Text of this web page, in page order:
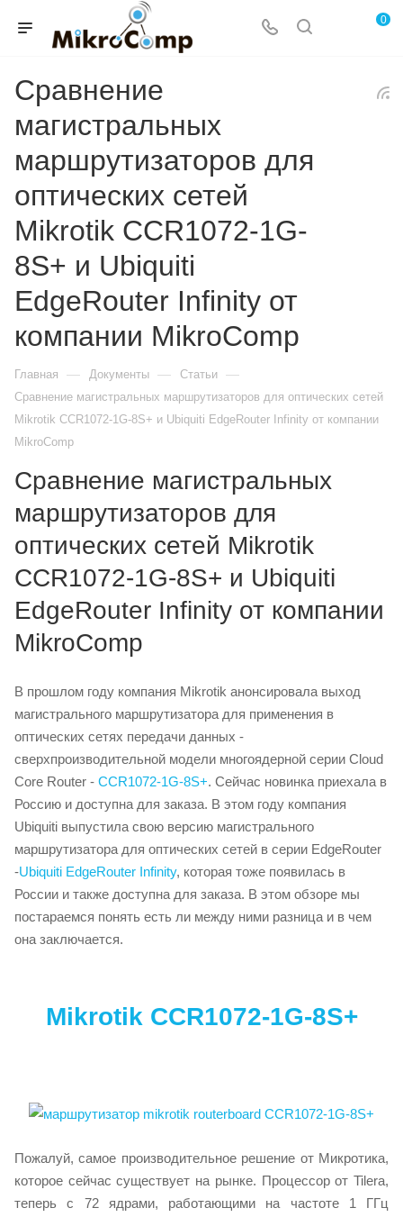
0
Сравнение
магистральных
маршрутизаторов для
оптических сетей
Mikrotik CCR1072-1G-
8S+ и Ubiquiti
EdgeRouter Infinity от
компании MikroComp
Главная — Документы — Статьи —
Сравнение магистральных маршрутизаторов для оптических сетей
Mikrotik CCR1072-1G-8S+ и Ubiquiti EdgeRouter Infinity от компании
MikroComp
Сравнение магистральных
маршрутизаторов для
оптических сетей Mikrotik
CCR1072-1G-8S+ и Ubiquiti
EdgeRouter Infinity от компании
MikroComp
В прошлом году компания Mikrotik анонсировала выход
магистрального маршрутизатора для применения в
оптических сетях передачи данных -
сверхпроизводительной модели многоядерной серии Cloud
Core Router - CCR1072-1G-8S+. Сейчас новинка приехала в
Россию и доступна для заказа. В этом году компания
Ubiquiti выпустила свою версию магистрального
маршрутизатора для оптических сетей в серии EdgeRouter
-Ubiquiti EdgeRouter Infinity, которая тоже появилась в
России и также доступна для заказа. В этом обзоре мы
постараемся понять есть ли между ними разница и в чем
она заключается.
Mikrotik CCR1072-1G-8S+
Пожалуй, самое производительное решение от Микротика,
которое сейчас существует на рынке. Процессор от Tilera,
теперь с 72 ядрами, работающими на частоте 1 ГГц